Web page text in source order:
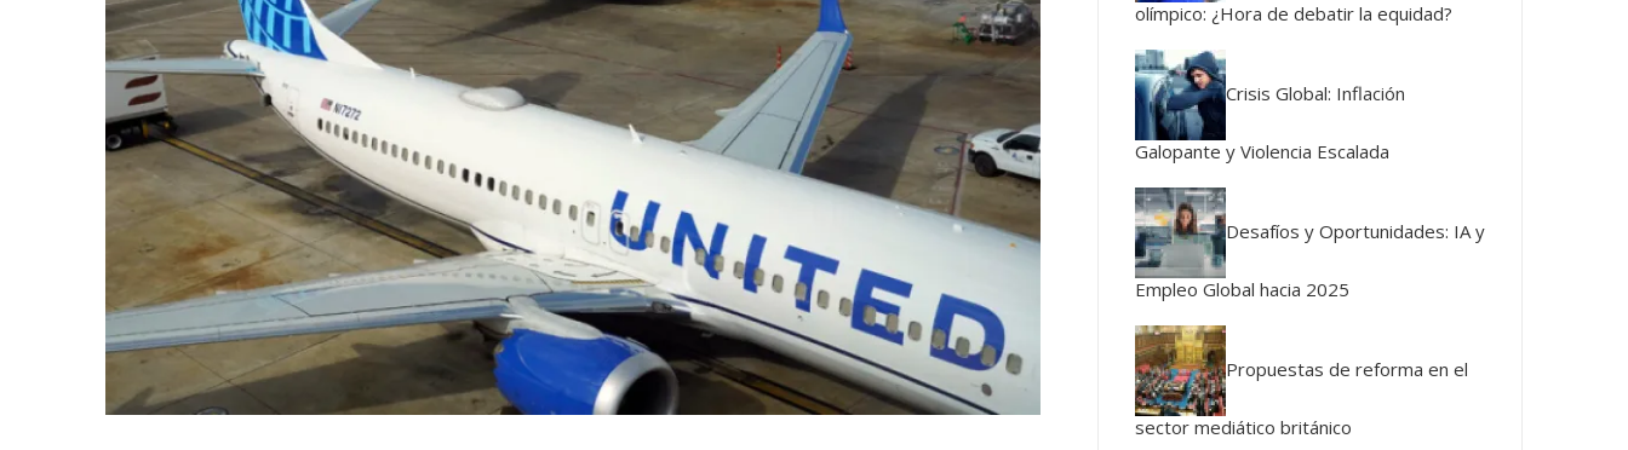
olímpico: ¿Hora de debatir la equidad?
Crisis Global: Inflación
Galopante y Violencia Escalada
Desafíos y Oportunidades: IA y
Empleo Global hacia 2025
Propuestas de reforma en el
sector mediático británico